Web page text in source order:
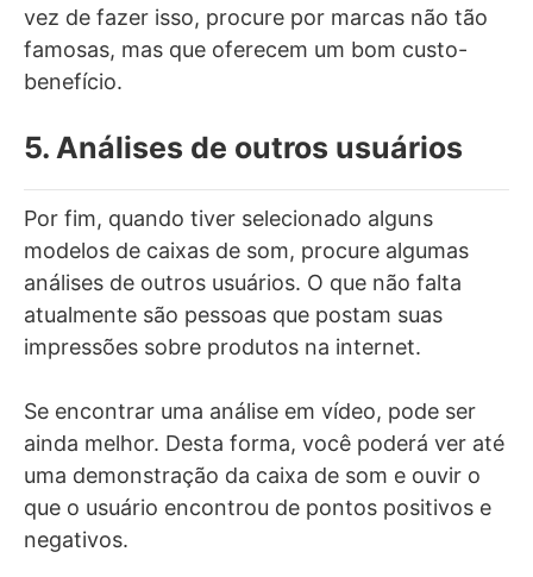
vez de fazer isso, procure por marcas não tão
famosas, mas que oferecem um bom custo-
benefício.
5. Análises de outros usuários
Por fim, quando tiver selecionado alguns
modelos de caixas de som, procure algumas
análises de outros usuários. O que não falta
atualmente são pessoas que postam suas
impressões sobre produtos na internet.
Se encontrar uma análise em vídeo, pode ser
ainda melhor. Desta forma, você poderá ver até
uma demonstração da caixa de som e ouvir o
que o usuário encontrou de pontos positivos e
negativos.